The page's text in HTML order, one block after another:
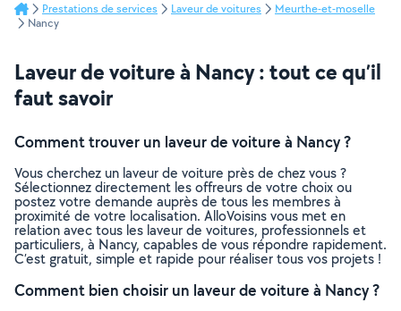
Prestations de services Laveur de voitures
Meurthe-et-moselle
Nancy
Laveur de voiture à Nancy : tout ce qu’il
faut savoir
Comment trouver un laveur de voiture à Nancy ?
Vous cherchez un laveur de voiture près de chez vous ?
Sélectionnez directement les offreurs de votre choix ou
postez votre demande auprès de tous les membres à
proximité de votre localisation. AlloVoisins vous met en
relation avec tous les laveur de voitures, professionnels et
particuliers, à Nancy, capables de vous répondre rapidement.
C’est gratuit, simple et rapide pour réaliser tous vos projets !
Comment bien choisir un laveur de voiture à Nancy ?